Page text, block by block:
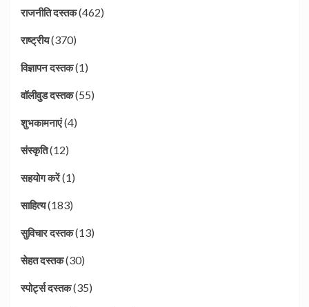
राजनीति दस्तक(462)
राष्ट्रीय(370)
विज्ञापन दस्तक(1)
वॉलीवुड दस्तक(55)
शुभकामनाएं(4)
संस्कृति(12)
सहयोग करें(1)
साहित्य(183)
सुविचार दस्तक(13)
सेहत दस्तक(30)
स्पोर्ट्स दस्तक(35)